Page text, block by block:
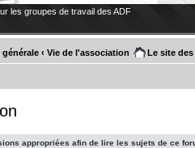
les groupes de travail des ADF
générale ‹ Vie de l'association Le site
appropriées afin de lire les sujets de ce